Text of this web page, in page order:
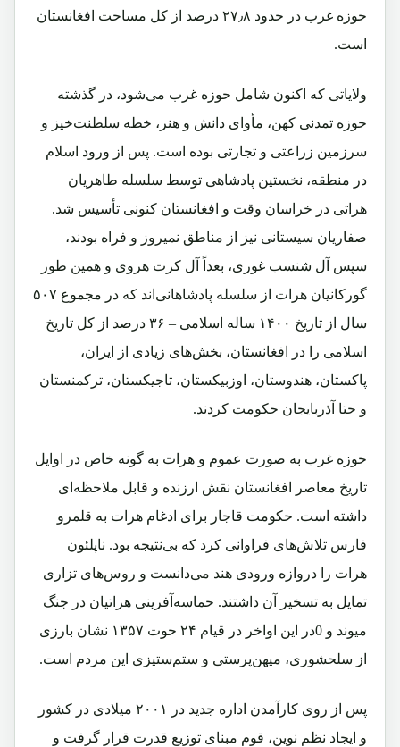
حوزه غرب در حدود ۲۷٫۸ درصد از کل مساحت افغانستان
است.
ولایاتی که اکنون شامل حوزه غرب می‌شود، در گذشته
حوزه تمدنی کهن، مأوای دانش و هنر، خطه سلطنت‌خیز و
سرزمین زراعتی و تجارتی بوده است. پس از ورود اسلام
در منطقه، نخستین پادشاهی توسط سلسله طاهریان
هراتی در خراسان وقت و افغانستان کنونی تأسیس شد.
صفاریان سیستانی نیز از مناطق نمیروز و فراه بودند،
سپس آل شنسب غوری، بعداً آل کرت هروی و همین طور
گورکانیان هرات از سلسله پادشاهانی‌اند که در مجموع ۵۰۷
سال از تاریخ ۱۴۰۰ ساله اسلامی – ۳۶ درصد از کل تاریخ
اسلامی را در افغانستان، بخش‌های زیادی از ایران،
پاکستان، هندوستان، اوزبیکستان، تاجیکستان، ترکمنستان
و حتا آذربایجان حکومت کردند.
حوزه غرب به صورت عموم و هرات به گونه خاص در اوایل
تاریخ معاصر افغانستان نقش ارزنده و قابل ملاحظه‌ای
داشته است. حکومت قاجار برای ادغام هرات به قلمرو
فارس تلاش‌های فراوانی کرد که بی‌نتیجه بود. ناپلئون
هرات را دروازه ورودی هند می‌دانست و روس‌های تزاری
تمایل به تسخیر آن داشتند. حماسه‌آفرینی هراتیان در جنگ
میوند و 0در این اواخر در قیام ۲۴ حوت ۱۳۵۷ نشان بارزی
از سلحشوری‌، میهن‌پرستی و ستم‌ستیزی این مردم است.
پس از روی کارآمدن اداره جدید در ۲۰۰۱ میلادی در کشور
و ایجاد نظم نوین، قوم مبنای توزیع قدرت قرار گرفت و